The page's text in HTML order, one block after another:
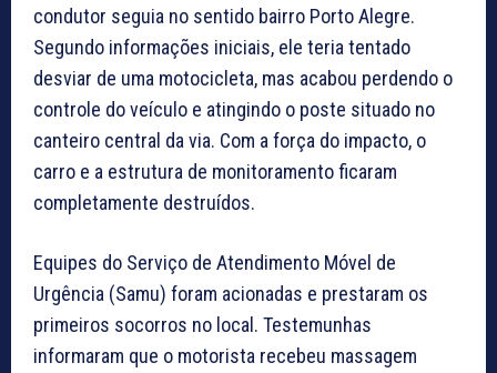
condutor seguia no sentido bairro Porto Alegre.
Segundo informações iniciais, ele teria tentado
desviar de uma motocicleta, mas acabou perdendo o
controle do veículo e atingindo o poste situado no
canteiro central da via. Com a força do impacto, o
carro e a estrutura de monitoramento ficaram
completamente destruídos.
Equipes do Serviço de Atendimento Móvel de
Urgência (Samu) foram acionadas e prestaram os
primeiros socorros no local. Testemunhas
informaram que o motorista recebeu massagem